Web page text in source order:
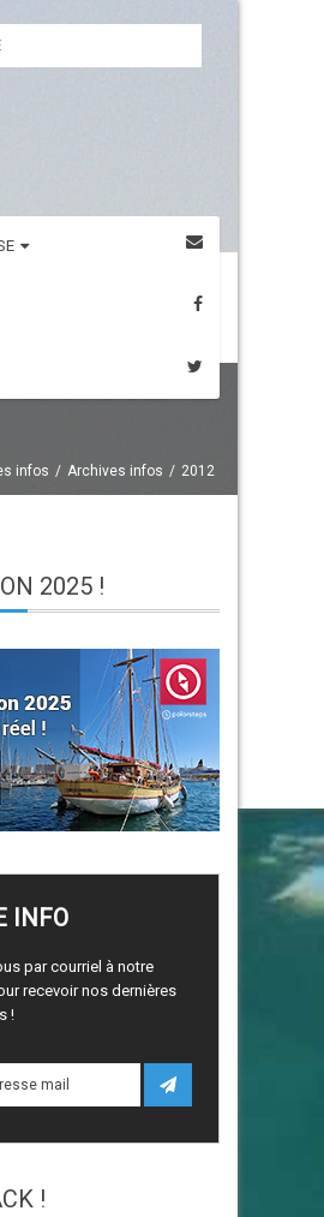
infos Archives infos 2012
2025 !
INFO
par courriel à notre
recevoir nos dernières
!
!